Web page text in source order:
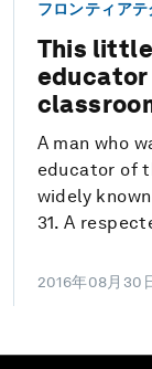
フロンティア
This
educator
A man who
educator of
widely
31. A
2016年08月30